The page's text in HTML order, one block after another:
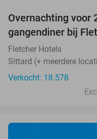
Overnachting voor
gangendiner bij
Fletcher Hotels
Sittard (+ meerdere
Verkocht: 18.578